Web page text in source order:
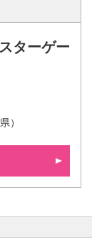
ターゲー
）